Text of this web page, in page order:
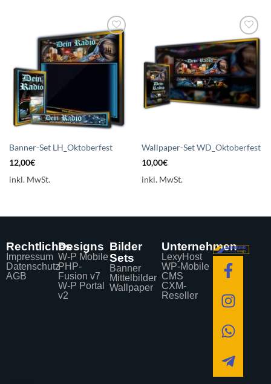
Auf die
Wunschliste
setzen
Banner-Set LH_Oktoberfest
12,00€
inkl. MwSt.
Auf die
Wunschliste
setzen
Wallpaper-Set WD_Oktoberfest
10,00€
inkl. MwSt.
Rechtliches
Impressum
Datenschutz
AGB
Designs
W-P Mobile
PHP-
Fusion v7
W-P Portal
v2
Bilder
Sets
Banner
Mittelbilder
Wallpaper
Unternehmen
LexyHost
WP-Mobile
CMS
CXM-
Reseller